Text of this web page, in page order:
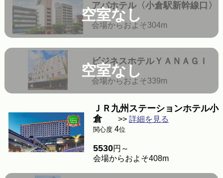
空室なし
アパホテル〈小倉駅新幹線口〉
会場からおよそ304m
空室なし
ビジネスホテルＹＡＮＡＧＩ
会場からおよそ339m
ＪＲ九州ステーションホテル小
倉>> 詳細を見る
関心度 4位
5530円～
会場からおよそ408m